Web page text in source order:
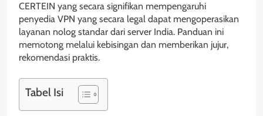
CERTEIN yang secara signifikan mempengaruhi
penyedia VPN yang secara legal dapat mengoperasikan
layanan nolog standar dari server India. Panduan ini
memotong melalui kebisingan dan memberikan jujur,
rekomendasi praktis.
Tabel Isi